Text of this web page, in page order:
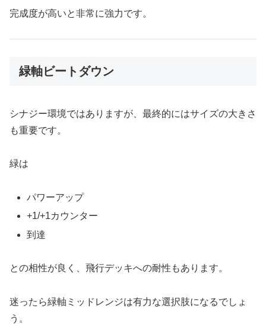
完成度が高いと非常に強力です。
緑軸ビートダウン
シナジー環境ではありますが、最終的にはサイズの大きさ
も重要です。
緑は
パワーアップ
+1/+1カウンター
到達
との相性が良く、飛行デッキへの耐性もあります。
迷ったら緑軸ミッドレンジは有力な選択肢になるでしょ
う。